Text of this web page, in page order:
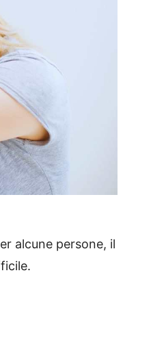
alcune persone, il